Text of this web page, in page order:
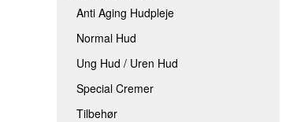
Anti Aging Hudpleje
Normal Hud
Ung Hud / Uren Hud
Special Cremer
Tilbehør